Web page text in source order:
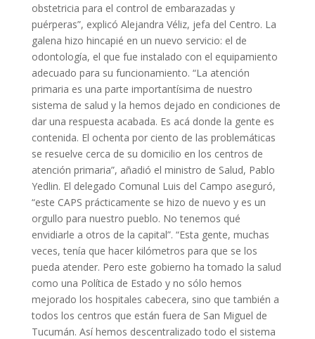
obstetricia para el control de embarazadas y
puérperas”, explicó Alejandra Véliz, jefa del Centro. La
galena hizo hincapié en un nuevo servicio: el de
odontología, el que fue instalado con el equipamiento
adecuado para su funcionamiento. “La atención
primaria es una parte importantísima de nuestro
sistema de salud y la hemos dejado en condiciones de
dar una respuesta acabada. Es acá donde la gente es
contenida. El ochenta por ciento de las problemáticas
se resuelve cerca de su domicilio en los centros de
atención primaria”, añadió el ministro de Salud, Pablo
Yedlin. El delegado Comunal Luis del Campo aseguró,
“este CAPS prácticamente se hizo de nuevo y es un
orgullo para nuestro pueblo. No tenemos qué
envidiarle a otros de la capital”. “Esta gente, muchas
veces, tenía que hacer kilómetros para que se los
pueda atender. Pero este gobierno ha tomado la salud
como una Política de Estado y no sólo hemos
mejorado los hospitales cabecera, sino que también a
todos los centros que están fuera de San Miguel de
Tucumán. Así hemos descentralizado todo el sistema